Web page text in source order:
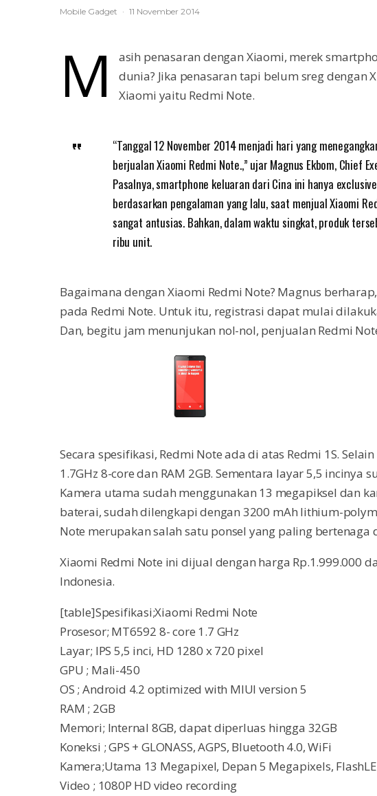
Mobile Gadget · 11 November 2014
M
asih penasaran dengan Xiaomi, merek
dunia? Jika penasaran tapi belum sreg dengan
Xiaomi yaitu Redmi Note.
“Tanggal 12 November 2014 menjadi hari yang
berjualan Xiaomi Redmi Note.,” ujar Magnus Ekbom, Chief
Pasalnya, smartphone keluaran dari Cina ini hanya
berdasarkan pengalaman yang lalu, saat menjual Xiaomi
sangat antusias. Bahkan, dalam waktu singkat, produk
ribu unit.
Bagaimana dengan Xiaomi Redmi Note? Magnus
pada Redmi Note. Untuk itu, registrasi dapat mulai
Dan, begitu jam menunjukan nol-nol, penjualan Redmi
Secara spesifikasi, Redmi Note ada di atas Redmi 1S.
1.7GHz 8-core dan RAM 2GB. Sementara layar 5,5 incinya
Kamera utama sudah menggunakan 13 megapiksel dan
baterai, sudah dilengkapi dengan 3200 mAh lithium-
Note merupakan salah satu ponsel yang paling bertenaga
Xiaomi Redmi Note ini dijual dengan harga Rp.1.999.000
Indonesia.
[table]Spesifikasi;Xiaomi Redmi Note
Prosesor; MT6592 8- core 1.7 GHz
Layar; IPS 5,5 inci, HD 1280 x 720 pixel
GPU ; Mali-450
OS ; Android 4.2 optimized with MIUI version 5
RAM ; 2GB
Memori; Internal 8GB, dapat diperluas hingga 32GB
Koneksi ; GPS + GLONASS, AGPS, Bluetooth 4.0, WiFi
Kamera;Utama 13 Megapixel, Depan 5 Megapixels,
Video ; 1080P HD video recording